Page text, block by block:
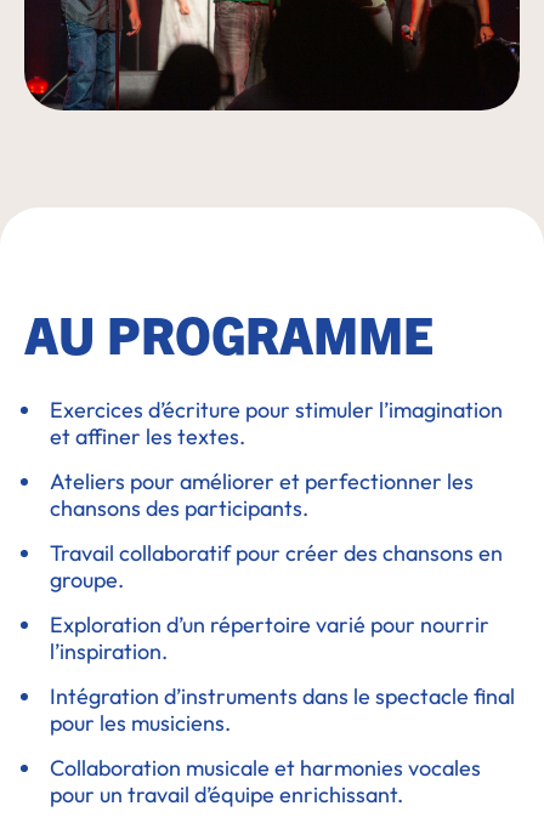
AU PROGRAMME
Exercices d’écriture pour stimuler l’imagination
et affiner les textes.
Ateliers pour améliorer et perfectionner les
chansons des participants.
Travail collaboratif pour créer des chansons en
groupe.
Exploration d’un répertoire varié pour nourrir
l’inspiration.
Intégration d’instruments dans le spectacle final
pour les musiciens.
Collaboration musicale et harmonies vocales
pour un travail d’équipe enrichissant.